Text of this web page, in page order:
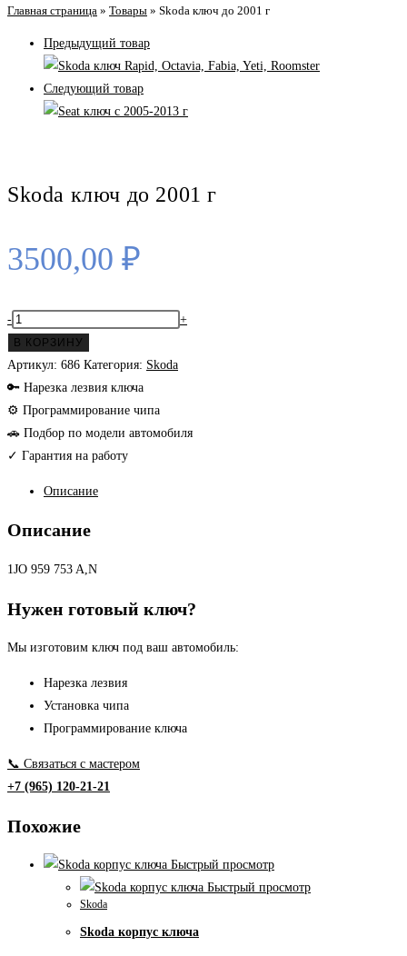
Главная страница » Товары » Skoda ключ до 2001 г
Предыдущий товар
Следующий товар
Skoda ключ до 2001 г
3500,00 ₽
Количество
товара
Skoda
ключ
до
2001
г
- +
В КОРЗИНУ
Артикул: 686 Категория: Skoda
🔑 Нарезка лезвия ключа
⚙ Программирование чипа
🚗 Подбор по модели автомобиля
✓ Гарантия на работу
Описание
Описание
1JO 959 753 A,N
Нужен готовый ключ?
Мы изготовим ключ под ваш автомобиль:
Нарезка лезвия
Установка чипа
Программирование ключа
📞 Связаться с мастером
+7 (965) 120-21-21
Похожие
Быстрый просмотр
Быстрый просмотр
Skoda
Skoda корпус ключа